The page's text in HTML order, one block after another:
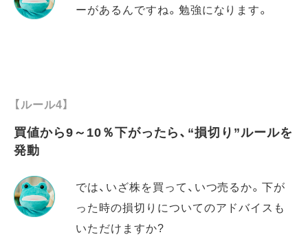
ーがあるんですね。勉強になります。
【ルール4】
買値から9～10％下がったら、“損切り”ルールを
発動
では、いざ株を買って、いつ売るか。下が
った時の損切りについてのアドバイスも
いただけますか?